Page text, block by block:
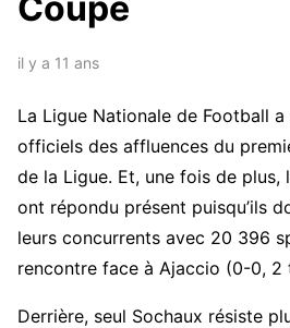
il y a 11 ans
La Ligue Nationale de Football
officiels des affluences du
de la Ligue. Et, une fois de plus,
ont répondu présent puisqu’ils
leurs concurrents avec 20 396
rencontre face à Ajaccio (0-0, 2
Derrière, seul Sochaux résiste